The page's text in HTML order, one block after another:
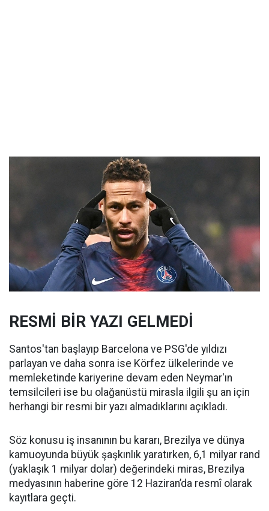
RESMİ BİR YAZI GELMEDİ
Santos'tan başlayıp Barcelona ve PSG'de yıldızı
parlayan ve daha sonra ise Körfez ülkelerinde ve
memleketinde kariyerine devam eden Neymar'ın
temsilcileri ise bu olağanüstü mirasla ilgili şu an için
herhangi bir resmi bir yazı almadıklarını açıkladı.
Söz konusu iş insanının bu kararı, Brezilya ve dünya
kamuoyunda büyük şaşkınlık yaratırken, 6,1 milyar rand
(yaklaşık 1 milyar dolar) değerindeki miras, Brezilya
medyasının haberine göre 12 Haziran’da resmî olarak
kayıtlara geçti.